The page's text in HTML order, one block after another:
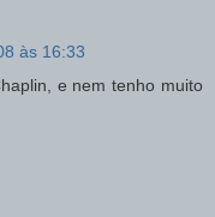
às 16:33
e nem tenho muito